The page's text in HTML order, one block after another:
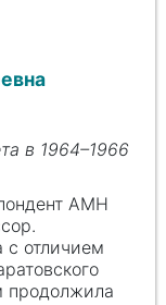
в 1964–1966
АМН
с отличием
продолжила